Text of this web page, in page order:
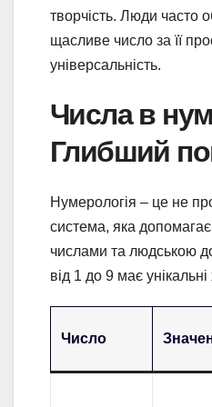
творчість. Люди часто
щасливе число за її
універсальність.
Числа в
Глибший
Нумерологія – це не
система, яка допомагає
числами та людською
від 1 до 9 має
Число